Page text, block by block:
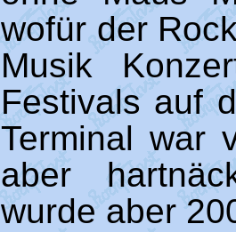
wofür der
Musik
Festivals auf
Terminal war
aber
wurde aber